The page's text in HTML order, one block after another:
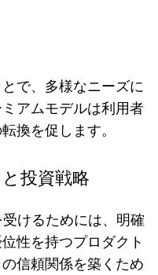
で、多様なニーズに
アムモデルは利用者
換を促します。
投資戦略
けるためには、明確
性を持つプロダクト
信頼関係を築くため